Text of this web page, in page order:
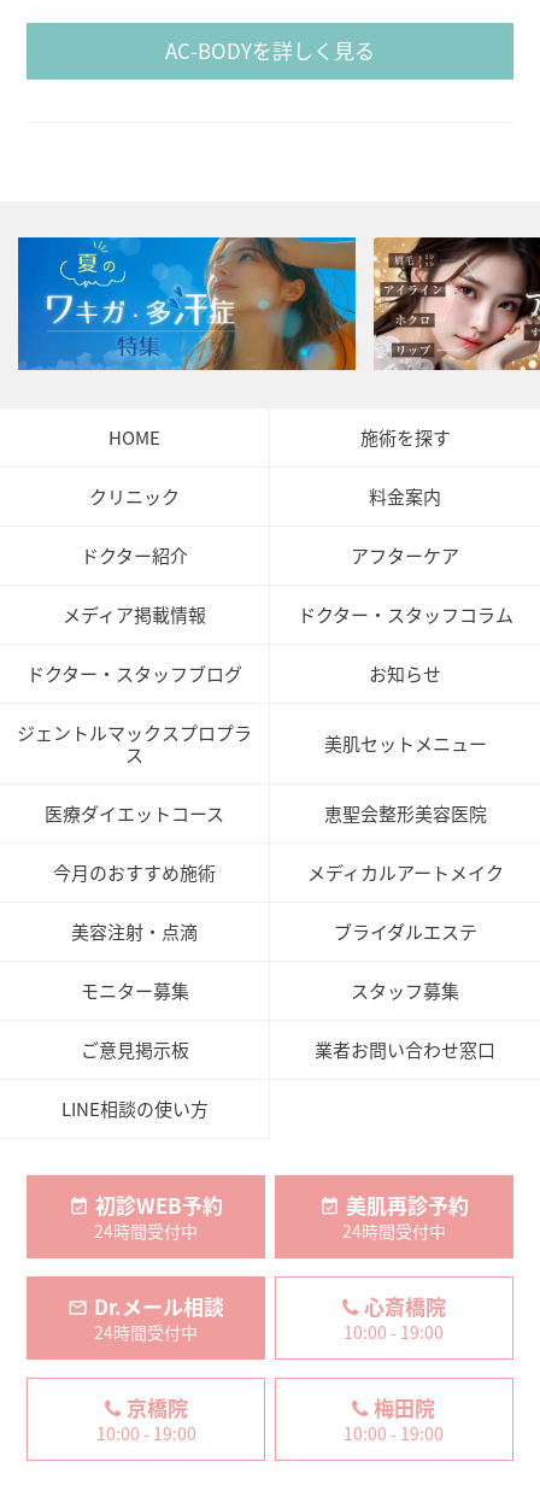
AC-BODYを詳しく見る
HOME 施術を探す
クリニック 料金案内
ドクター紹介 アフターケア
メディア掲載情報 ドクター・スタッフコラム
ドクター・スタッフブログ お知らせ
ジェントルマックスプロプラ
ス
美肌セットメニュー
医療ダイエットコース 恵聖会整形美容医院
今月のおすすめ施術 メディカルアートメイク
美容注射・点滴 ブライダルエステ
モニター募集 スタッフ募集
ご意見掲示板 業者お問い合わせ窓口
LINE相談の使い方
初診WEB予約
24時間受付中
美肌再診予約
24時間受付中
Dr.メール相談
24時間受付中
心斎橋院
10:00 - 19:00
京橋院
10:00 - 19:00
梅田院
10:00 - 19:00